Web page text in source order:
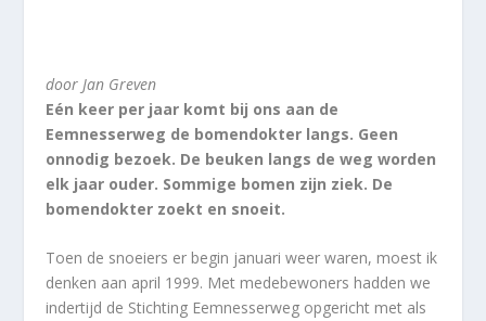
door Jan Greven
Eén keer per jaar komt bij ons aan de
Eemnesserweg de bomendokter langs. Geen
onnodig bezoek. De beuken langs de weg worden
elk jaar ouder. Sommige bomen zijn ziek. De
bomendokter zoekt en snoeit.
Toen de snoeiers er begin januari weer waren, moest ik
denken aan april 1999. Met medebewoners hadden we
indertijd de Stichting Eemnesserweg opgericht met als